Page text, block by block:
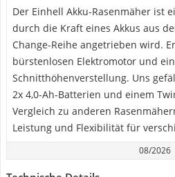
Der Einhell Akku-Rasenmäher ist
durch die Kraft eines Akkus aus
Change-Reihe angetrieben wird.
bürstenlosen Elektromotor und
Schnitthöhenverstellung. Uns
2x 4,0-Ah-Batterien und einem
Vergleich zu anderen
Leistung und Flexibilität für
08/2026